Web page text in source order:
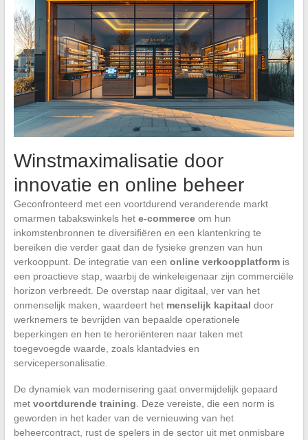
Winstmaximalisatie door
innovatie en online beheer
Geconfronteerd met een voortdurend veranderende markt
omarmen tabakswinkels het e-commerceom hun
inkomstenbronnen te diversifiëren en een klantenkring te
bereiken die verder gaat dan de fysieke grenzen van hun
verkooppunt. De integratie van een online verkoopplatformis
een proactieve stap, waarbij de winkeleigenaar zijn commerciële
horizon verbreedt. De overstap naar digitaal, ver van het
onmenselijk maken, waardeert het menselijk kapitaal door
werknemers te bevrijden van bepaalde operationele
beperkingen en hen te heroriënteren naar taken met
toegevoegde waarde, zoals klantadvies en
servicepersonalisatie.
De dynamiek van modernisering gaat onvermijdelijk gepaard
met voortdurende training . Deze vereiste, die een norm is
geworden in het kader van de vernieuwing van het
beheercontract, rust de spelers in de sector uit met onmisbare